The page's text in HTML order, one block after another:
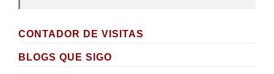
CONTADOR DE VISITAS
BLOGS QUE SIGO